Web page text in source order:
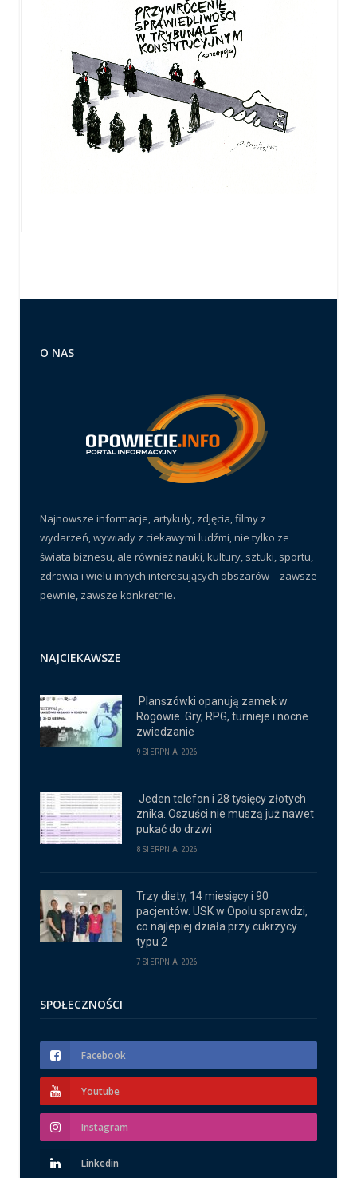
O NAS
Najnowsze informacje, artykuły, zdjęcia, filmy z
wydarzeń, wywiady z ciekawymi ludźmi, nie tylko ze
świata biznesu, ale również nauki, kultury, sztuki, sportu,
zdrowia i wielu innych interesujących obszarów – zawsze
pewnie, zawsze konkretnie.
NAJCIEKAWSZE
Planszówki opanują zamek w
Rogowie. Gry, RPG, turnieje i nocne
zwiedzanie
9 SIERPNIA 2026
Jeden telefon i 28 tysięcy złotych
znika. Oszuści nie muszą już nawet
pukać do drzwi
8 SIERPNIA 2026
Trzy diety, 14 miesięcy i 90
pacjentów. USK w Opolu sprawdzi,
co najlepiej działa przy cukrzycy
typu 2
7 SIERPNIA 2026
SPOŁECZNOŚCI
Facebook
Youtube
Instagram
Linkedin